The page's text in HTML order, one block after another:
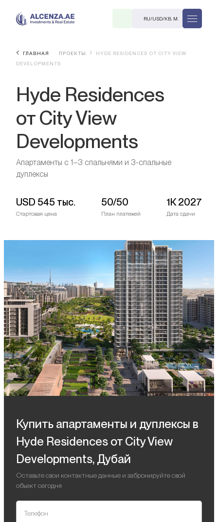
RU/USD/КВ. М.
ГЛАВНАЯ ПРОЕКТЫ
HYDE RESIDENCES ОТ CITY VIEW
DEVELOPMENTS
Hyde Residences
от City View
Developments
Апартаменты с 1–3 спальнями и 3-спальные
дуплексы
USD 545 тыс.
Стартовая цена
50/50
План платежей
1К 2027
Дата сдачи
Купить апартаменты и дуплексы в
Hyde Residences от City View
Developments, Дубай
Оставьте свои контактные данные и забронируйте свой
объект сегодня
Телефон